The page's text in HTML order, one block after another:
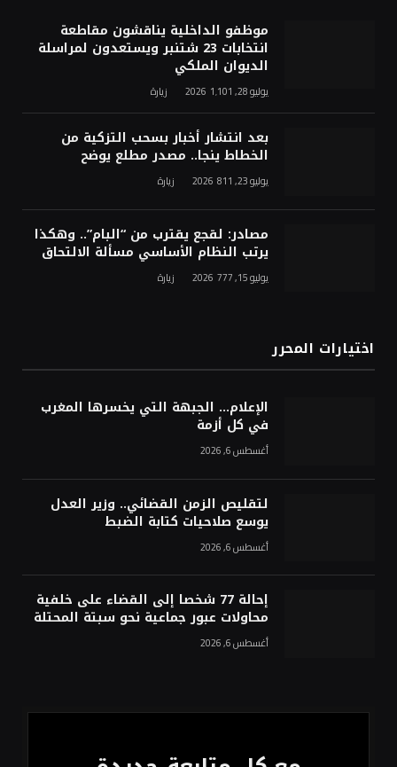
موظفو الداخلية يناقشون مقاطعة
انتخابات 23 شتنبر ويستعدون لمراسلة
الديوان الملكي
يوليو 28, 2026 1٬101 زيارة
بعد انتشار أخبار بسحب التزكية من
الخطاط ينجا.. مصدر مطلع يوضح
يوليو 23, 2026 811 زيارة
مصادر: لقجع يقترب من “البام”.. وهكذا
يرتب النظام الأساسي مسألة الالتحاق
يوليو 15, 2026 777 زيارة
اختيارات المحرر
الإعلام… الجبهة التي يخسرها المغرب
في كل أزمة
أغسطس 6, 2026
لتقليص الزمن القضائي.. وزير العدل
يوسع صلاحيات كتابة الضبط
أغسطس 6, 2026
إحالة 77 شخصا إلى القضاء على خلفية
محاولات عبور جماعية نحو سبتة المحتلة
أغسطس 6, 2026